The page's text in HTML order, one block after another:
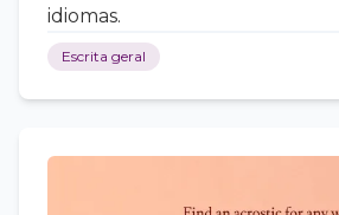
idiomas.
Escrita geral